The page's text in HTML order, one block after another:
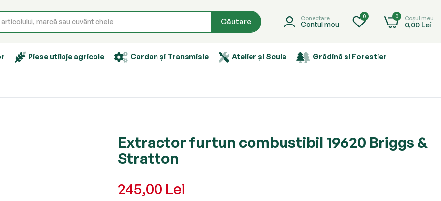
Căutare Conectare
Contul meu
0 0 Coșul meu
0,00 Lei
Piese utilaje agricole Cardan și Transmisie Atelier și Scule Grădină și Forestier
Extractor furtun combustibil 19620 Briggs &
Stratton
245,00 Lei